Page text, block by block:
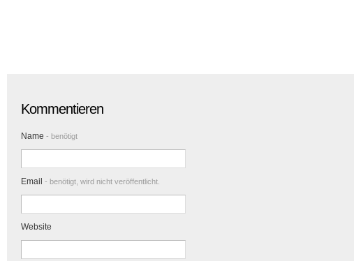
Kommentieren
Name - benötigt
Email - benötigt, wird nicht veröffentlicht.
Website